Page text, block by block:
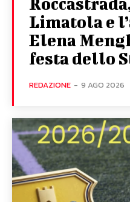
Limatola e
Elena
festa dello
REDAZIONE - 9 AGO 2026